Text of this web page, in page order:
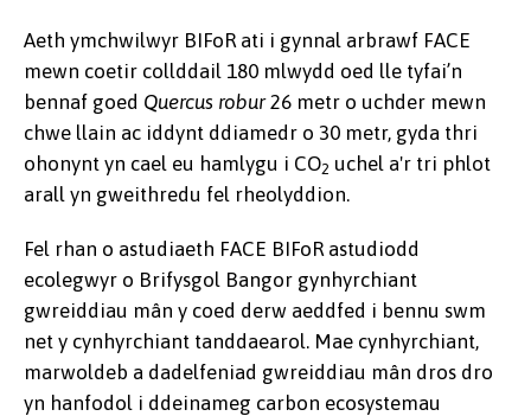
Aeth ymchwilwyr BIFoR ati i gynnal arbrawf FACE
mewn coetir collddail 180 mlwydd oed lle tyfai’n
bennaf goed Quercus robur26 metr o uchder mewn
chwe llain ac iddynt ddiamedr o 30 metr, gyda thri
ohonynt yn cael eu hamlygu i CO2 uchel a'r tri phlot
arall yn gweithredu fel rheolyddion.
Fel rhan o astudiaeth FACE BIFoR astudiodd
ecolegwyr o Brifysgol Bangor gynhyrchiant
gwreiddiau mân y coed derw aeddfed i bennu swm
net y cynhyrchiant tanddaearol. Mae cynhyrchiant,
marwoldeb a dadelfeniad gwreiddiau mân dros dro
yn hanfodol i ddeinameg carbon ecosystemau